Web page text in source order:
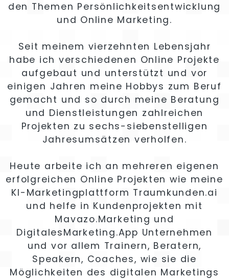
den Themen Persönlichkeitsentwicklung
und Online Marketing.
Seit meinem vierzehnten Lebensjahr
habe ich verschiedenen Online Projekte
aufgebaut und unterstützt und vor
einigen Jahren meine Hobbys zum Beruf
gemacht und so durch meine Beratung
und Dienstleistungen zahlreichen
Projekten zu sechs-siebenstelligen
Jahresumsätzen verholfen.
Heute arbeite ich an mehreren eigenen
erfolgreichen Online Projekten wie meine
KI-Marketingplattform Traumkunden.ai
und helfe in Kundenprojekten mit
Mavazo.Marketing und
DigitalesMarketing.App Unternehmen
und vor allem Trainern, Beratern,
Speakern, Coaches, wie sie die
Möglichkeiten des digitalen Marketings